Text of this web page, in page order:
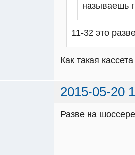
называешь
11-32 это
Как такая
2015-05-20
Разве на